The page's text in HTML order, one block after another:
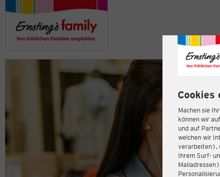
Machen sie
können wir
und auf
welchen wir
verarbeiten),
Ihrem Surf-